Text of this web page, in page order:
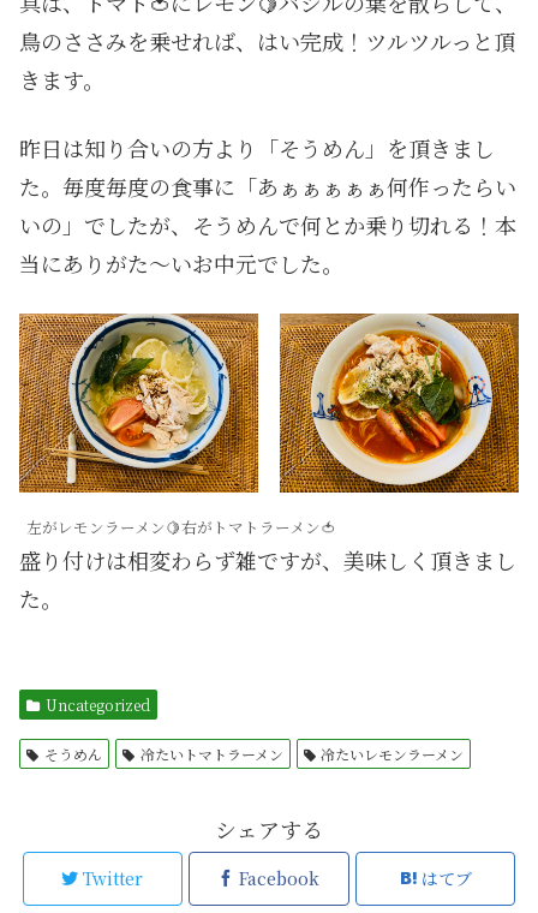
鳥のささみを乗せれば、はい完成！ツルツルっと頂
きます。
昨日は知り合いの方より「そうめん」を頂きまし
た。毎度毎度の食事に「あぁぁぁぁぁ何作ったらい
いの」でしたが、そうめんで何とか乗り切れる！本
当にありがた〜いお中元でした。
左がレモンラーメン🍋右がトマトラーメン🍅
盛り付けは相変わらず雑ですが、美味しく頂きまし
た。
Uncategorized
そうめん 冷たいトマトラーメン 冷たいレモンラーメン
シェアする
Twitter Facebook はてブ